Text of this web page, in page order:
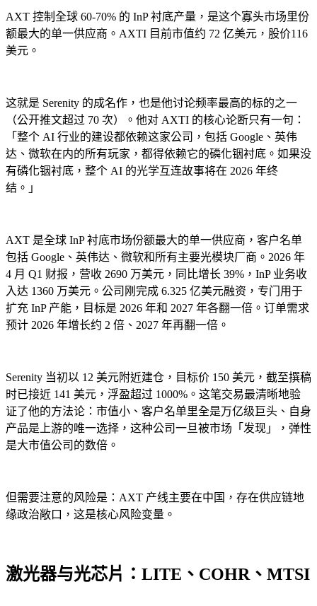
AXT 控制全球 60-70% 的 InP 衬底产量，是这个寡头市场里份
额最大的单一供应商。AXTI 目前市值约 72 亿美元，股价116
美元。
这就是 Serenity 的成名作，也是他讨论频率最高的标的之一
（公开推文超过 70 次）。他对 AXTI 的核心论断只有一句：
「整个 AI 行业的建设都依赖这家公司，包括 Google、英伟
达、微软在内的所有玩家，都得依赖它的磷化铟衬底。如果没
有磷化铟衬底，整个 AI 的光学互连故事将在 2026 年终
结。」
AXT 是全球 InP 衬底市场份额最大的单一供应商，客户名单
包括 Google、英伟达、微软和所有主要光模块厂商。2026 年
4 月 Q1 财报，营收 2690 万美元，同比增长 39%，InP 业务收
入达 1360 万美元。公司刚完成 6.325 亿美元融资，专门用于
扩充 InP 产能，目标是 2026 年和 2027 年各翻一倍。订单需求
预计 2026 年增长约 2 倍、2027 年再翻一倍。
Serenity 当初以 12 美元附近建仓，目标价 150 美元，截至撰稿
时已接近 141 美元，浮盈超过 1000%。这笔交易最清晰地验
证了他的方法论：市值小、客户名单里全是万亿级巨头、自身
产品是上游的唯一选择，这种公司一旦被市场「发现」，弹性
是大市值公司的数倍。
但需要注意的风险是：AXT 产线主要在中国，存在供应链地
缘政治敞口，这是核心风险变量。
激光器与光芯片：LITE、COHR、MTSI